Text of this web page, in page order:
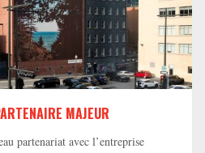
MAJEUR
partenariat avec l’entreprise